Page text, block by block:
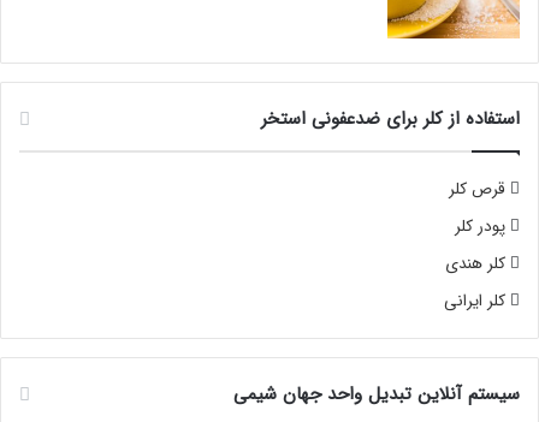
استفاده از کلر برای ضدعفونی استخر
قرص کلر
پودر کلر
کلر هندی
کلر ایرانی
سیستم آنلاین تبدیل واحد جهان شیمی